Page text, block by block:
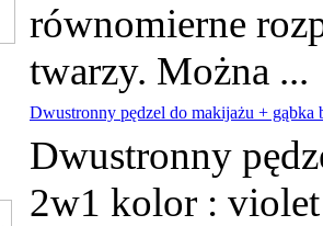
równomierne
twarzy. Można ...
Dwustronny pędzel do makijażu + gąbka
Dwustronny
2w1 kolor :